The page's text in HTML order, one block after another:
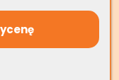
Niezależnie od
jesteśmy gotowi